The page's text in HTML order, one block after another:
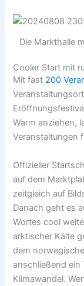
Die Markthalle
Cooler Start mit
Mit fast 200
Warm anziehen,
Veranstaltungen
Offizieller
auf dem
zeitgleich auf
Danach geht es
Wortes cool
arktischer Kälte
dem
anschließend ein
Klimawandel.